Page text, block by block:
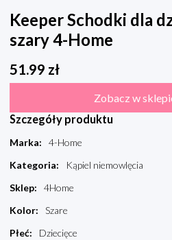
Keeper Schodki dla
szary 4-Home
51.99 zł
Zobacz w
Szczegóły produktu
Marka:
4-Home
Kategoria:
Kąpiel niemowlęcia
Sklep:
4Home
Kolor:
Szare
Płeć: Dziecięce